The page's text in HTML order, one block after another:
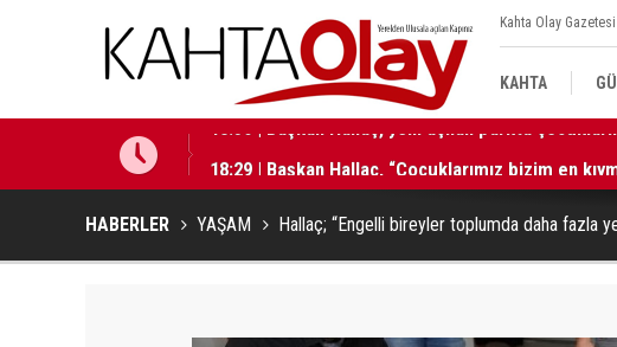
Kahta Olay
KAHTA
18:29 | Başkan Hallaç, “Çocuklarımız bizim en
HABERLER YAŞAM Hallaç; “Engelli bireyler toplumda daha fazla